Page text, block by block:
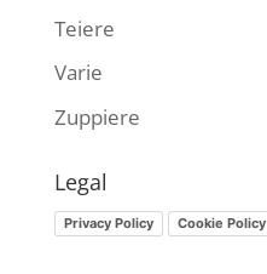
Teiere
Varie
Zuppiere
Legal
Privacy Policy Cookie Policy